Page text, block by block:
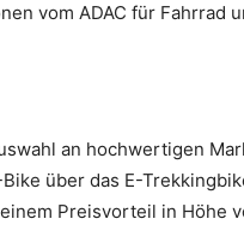
vom ADAC für Fahrrad
an hochwertigen
über das E-
Preisvorteil in Höhe